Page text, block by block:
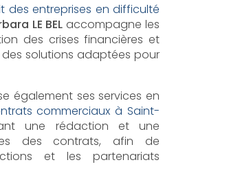
des entreprises en difficulté
LE BEL accompagne les
des crises financières et
solutions adaptées pour
également ses services en
commerciaux à Saint-
une rédaction et une
des contrats, afin de
et les partenariats